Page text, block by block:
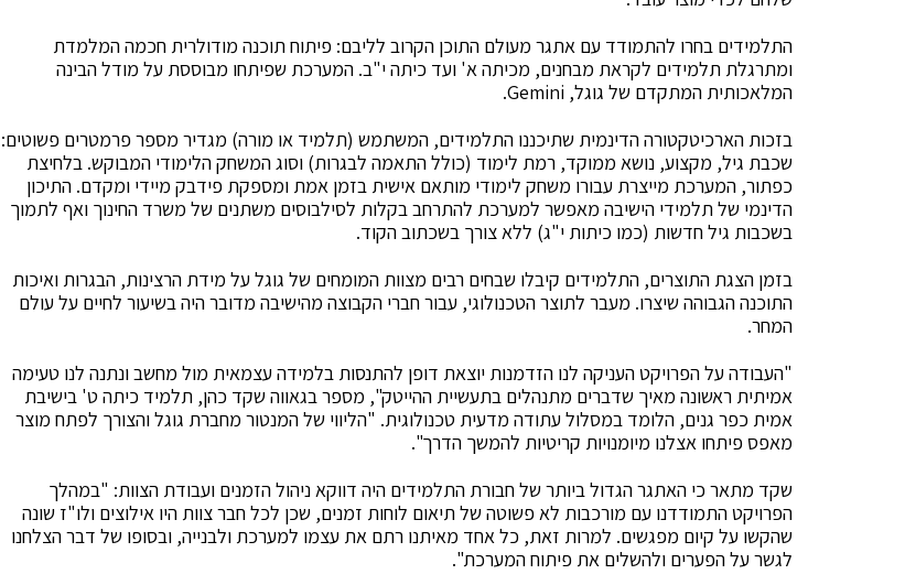
התלמידים בחרו להתמודד עם אתגר מעולם התוכן הקרוב לליבם: פיתוח תוכנה מודולרית חכמה המלמדת
ומתרגלת תלמידים לקראת מבחנים, מכיתה א' ועד כיתה י"ב. המערכת שפיתחו מבוססת על מודל הבינה
המלאכותית המתקדם של גוגל, Gemini.
בזכות הארכיטקטורה הדינמית שתיכננו התלמידים, המשתמש (תלמיד או מורה) מגדיר מספר פרמטרים פשוטים:
שכבת גיל, מקצוע, נושא ממוקד, רמת לימוד (כולל התאמה לבגרות) וסוג המשחק הלימודי המבוקש. בלחיצת
כפתור, המערכת מייצרת עבורו משחק לימודי מותאם אישית בזמן אמת ומספקת פידבק מיידי ומקדם. התיכון
הדינמי של תלמידי הישיבה מאפשר למערכת להתרחב בקלות לסילבוסים משתנים של משרד החינוך ואף לתמוך
בשכבות גיל חדשות (כמו כיתות י"ג) ללא צורך בשכתוב הקוד.
בזמן הצגת התוצרים, התלמידים קיבלו שבחים רבים מצוות המומחים של גוגל על מידת הרצינות, הבגרות ואיכות
התוכנה הגבוהה שיצרו. מעבר לתוצר הטכנולוגי, עבור חברי הקבוצה מהישיבה מדובר היה בשיעור לחיים על עולם
המחר.
"העבודה על הפרויקט העניקה לנו הזדמנות יוצאת דופן להתנסות בלמידה עצמאית מול מחשב ונתנה לנו טעימה
אמיתית ראשונה מאיך שדברים מתנהלים בתעשיית ההייטק", מספר בגאווה שקד כהן, תלמיד כיתה ט' בישיבת
אמית כפר גנים, הלומד במסלול עתודה מדעית טכנולוגית. "הליווי של המנטור מחברת גוגל והצורך לפתח מוצר
מאפס פיתחו אצלנו מיומנויות קריטיות להמשך הדרך".
שקד מתאר כי האתגר הגדול ביותר של חבורת התלמידים היה דווקא ניהול הזמנים ועבודת הצוות: "במהלך
הפרויקט התמודדנו עם מורכבות לא פשוטה של תיאום לוחות זמנים, שכן לכל חבר צוות היו אילוצים ולו"ז שונה
שהקשו על קיום מפגשים. למרות זאת, כל אחד מאיתנו רתם את עצמו למערכת ולבנייה, ובסופו של דבר הצלחנו
לגשר על הפערים ולהשלים את פיתוח המערכת".